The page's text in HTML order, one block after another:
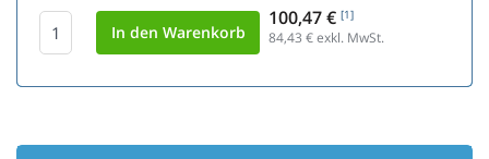
100,47 € [1]
84,43 € exkl. MwSt.